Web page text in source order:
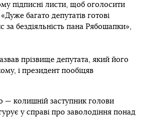
підписні листи, щоб оголосити
багато депутатів готові
за бездіяльність пана Рябошапки»,
прізвище депутата, який його
і президент пообіцяв
— колишній заступник голови
у справі про заволодіння понад